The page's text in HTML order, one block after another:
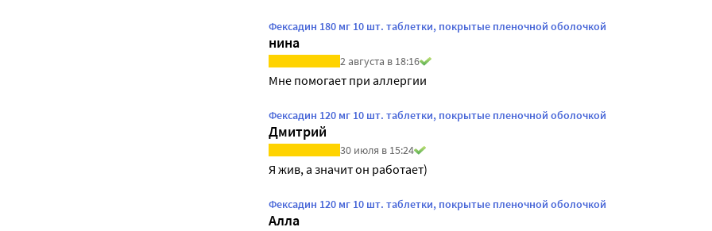
Фексадин 180 мг 10 шт. таблетки, покрытые пленочной оболочкой
нина
2 августа в 18:16
Мне помогает при аллергии
Фексадин 120 мг 10 шт. таблетки, покрытые пленочной оболочкой
Дмитрий
30 июля в 15:24
Я жив, а значит он работает)
Фексадин 120 мг 10 шт. таблетки, покрытые пленочной оболочкой
Алла